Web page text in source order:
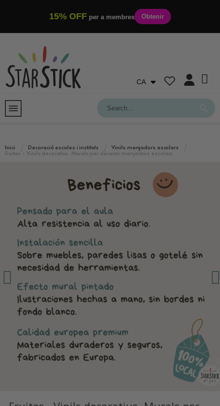
15% OFF per a membres Obtenir
CA
Inici Decoració escoles i instituts
Vinils menjadors escolars
Fruites - Vinils decoratius. Murals per decorar menjadors escolars